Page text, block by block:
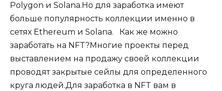
Polygon и Solana.Но для заработка имеют
больше популярность коллекции именно в
сетях Ethereum и Solana.⠀Как же можно
заработать на NFT?Многие проекты перед
выставлением на продажу своей коллекции
проводят закрытые сейлы для определенного
круга людей.Для заработка в NFT вам в